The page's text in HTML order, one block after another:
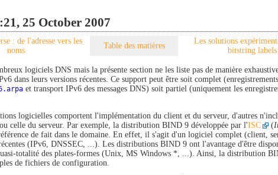
25 October 2007
: de l'adresse vers les
noms
Table des matières
Les solutions
bitstring labels
logiciels DNS mais la présente section ne les liste pas de manière
dans leurs versions récentes. Ce support peut être soit complet (enregistrements
et transport IPv6 des messages DNS) soit partiel (uniquement les
logicielles comportent l'implémentation du client et du serveur, d'autres
celle du serveur. Par exemple, la distribution BIND 9 développée par l'ISC (
de fait dans le domaine. En effet, il s'agit d'un logiciel complet (client,
(IPv6, DNSSEC, ...). Les distributions BIND 9 ont l'avantage d'être
totalité des plates-formes (Unix, MS Windows *, ...). Ainsi, la distribution
de fichiers de configuration.